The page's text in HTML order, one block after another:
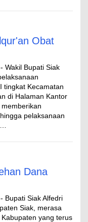
Obat
Wakil Bupati Siak
tingkat Kecamatan
di Halaman Kantor
pelaksanaan
Dana
Bupati Siak Alfedri
Siak, merasa
yang terus